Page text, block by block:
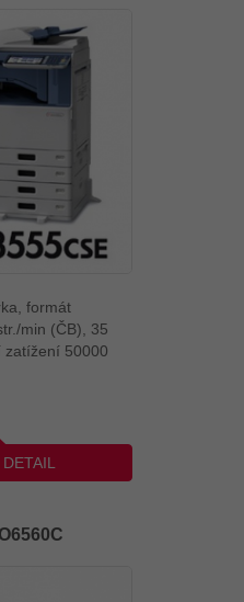
formát
min (ČB), 35
zatížení 50000